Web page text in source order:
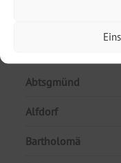
Abtsgmünd
Alfdorf
Bartholomä